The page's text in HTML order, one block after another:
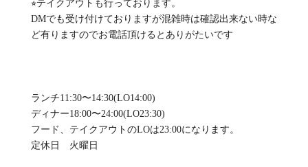
⭐︎テイクアウトも行っております。
DMでも受け付けておりますが混雑時は確認出来ない時な
ど有りますのでお電話頂けるとありがたいです
ランチ11:30〜14:30(LO14:00)
ディナー18:00〜24:00(LO23:30)
フード、テイクアウトのLOは23:00になります。
定休日 火曜日